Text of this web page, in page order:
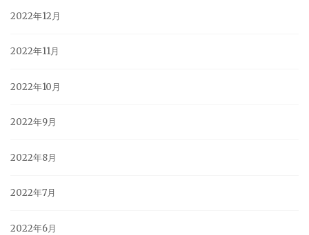
2022年12月
2022年11月
2022年10月
2022年9月
2022年8月
2022年7月
2022年6月